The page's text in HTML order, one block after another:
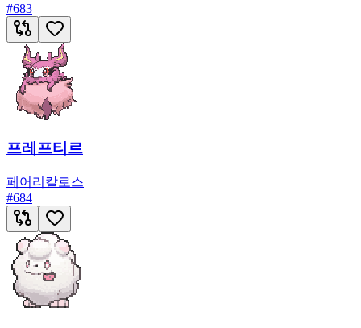
#683
프레프티르
페어리 칼로스
#684